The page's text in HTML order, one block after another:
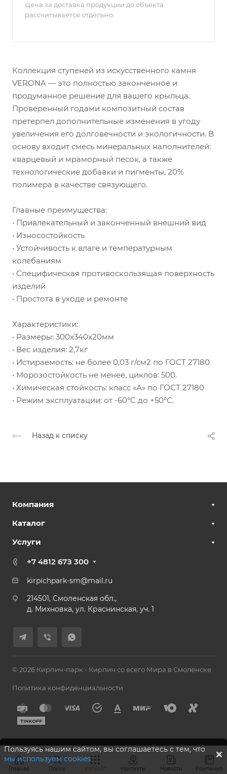
Цена за доставка продукции до объекта
рассчитывается отдельно.
Коллекция ступеней из искусственного камня
VERONA — это полностью законченное и
продуманное решение для вашего крыльца.
Проверенный годами композитный состав
претерпел дополнительные изменения в угоду
увеличения его долговечности и экологичности. В
основу входит смесь минеральных наполнителей:
кварцевый и мраморный песок, а также
технологические добавки и пигменты, 20%
полимера в качестве связующего.
Главные преимущества:
• Привлекательный и законченный внешний вид
• Износостойкость
• Устойчивость к влаге и температурным
колебаниям
• Специфическая противоскользящая поверхность
изделий
• Простота в уходе и ремонте
Характеристики:
• Размеры: 300х340х20мм
• Вес изделия: 2,7кг
• Истираемость: не более 0,03 г/см2 по ГОСТ 27180
• Морозостойкость не менее, циклов: 500.
• Химическая стойкость: класс «А» по ГОСТ 27180
• Режим эксплуатации: от -60°С до +50°С.
Назад к списку
Компания
Каталог
Услуги
+7 4812 67З 300
kirpichpark-sm@mail.ru
214501, Смоленская обл.,
д. Михновка, ул. Краснинская, уч. 1
© 2026 Кирпич-парк - Кирпич со всего Мира в Смоленске
Политика конфиденциальности
Главная Поиск Каталог Контакты Новости Компания
Пользуясь нашим сайтом, вы соглашаетесь с тем, что
мы используем cookies